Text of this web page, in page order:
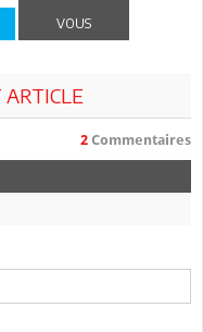
VOUS
2 Commentaires